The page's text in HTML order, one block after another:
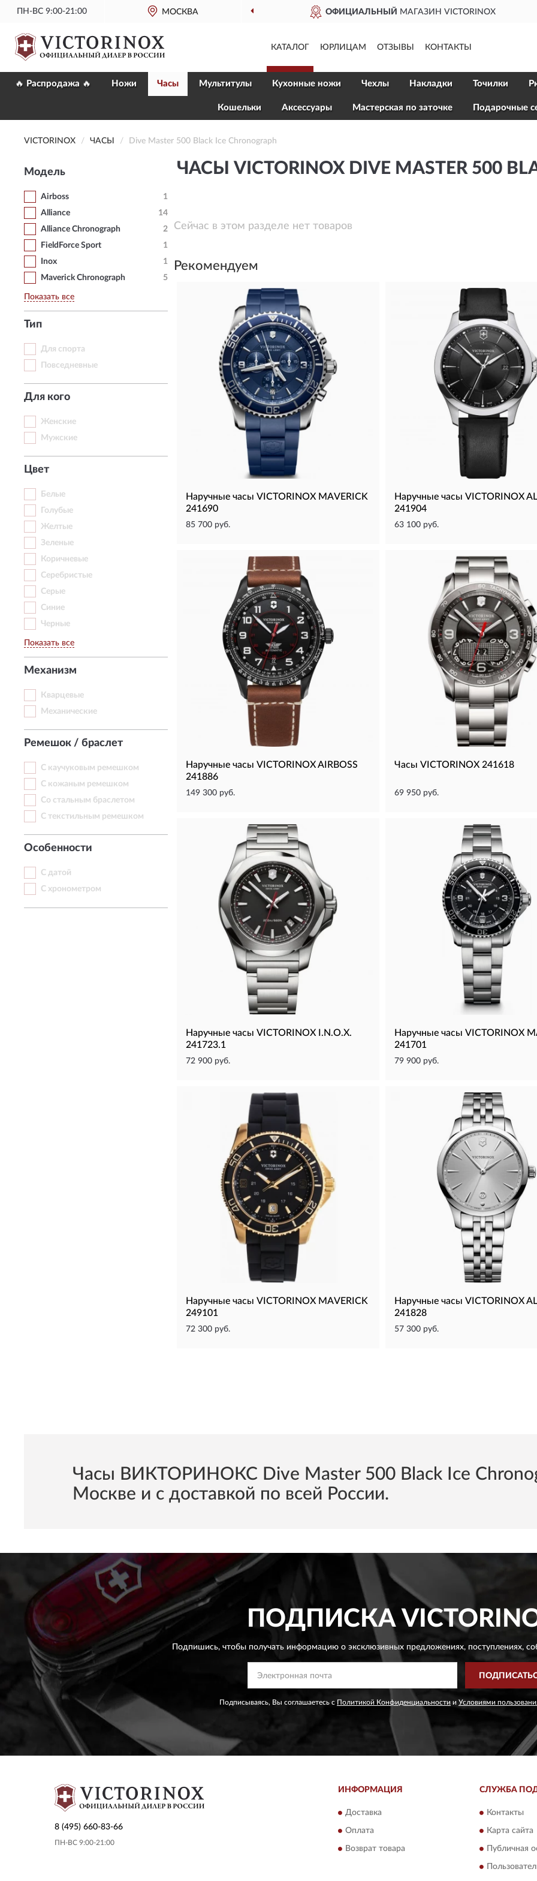
ПН-ВС 9:00-21:00 МОСКВА ОФИЦИАЛЬНЫЙ МАГАЗИН VICTORINOX
КАТАЛОГ ЮРЛИЦАМ ОТЗЫВЫ КОНТАКТЫ
🔥 Распродажа 🔥 Ножи Часы Мультитулы Кухонные ножи Чехлы Накладки Точилки
Кошельки Aксессуары Мастерская по заточке Подарочные
VICTORINOX ЧАСЫ Dive Master 500 Black Ice Chronograph
Модель
Airboss
1
Alliance
14
Alliance Chronograph
2
FieldForce Sport
1
Inox
1
Maverick Chronograph
5
Показать все
Тип
Для спорта
Повседневные
Для кого
Женские
Мужские
Цвет
Белые
Голубые
Желтые
Зеленые
Коричневые
Серебристые
Серые
Синие
Черные
Показать все
Механизм
Кварцевые
Механические
Ремешок / браслет
С каучуковым ремешком
С кожаным ремешком
Со стальным браслетом
С текстильным ремешком
Особенности
С датой
С хронометром
ЧАСЫ VICTORINOX DIVE MASTER 500
Сейчас в этом разделе нет товаров
Рекомендуем
Наручные часы VICTORINOX MAVERICK
241690
85 700 руб.
Наручные часы VICTORINOX
241904
63 100 руб.
Наручные часы VICTORINOX AIRBOSS
241886
149 300 руб.
Часы VICTORINOX 241618
69 950 руб.
Наручные часы VICTORINOX I.N.O.X.
241723.1
72 900 руб.
Наручные часы VICTORINOX
241701
79 900 руб.
Наручные часы VICTORINOX MAVERICK
249101
72 300 руб.
Наручные часы VICTORINOX
241828
57 300 руб.
Часы ВИКТОРИНОКС Dive Master 500 Black Ice
Москве и с доставкой по всей России.
ПОДПИСКА
Подпишись, чтобы получать информацию о эксклюзивных предложениях,поступлениях,
Подписываясь, Вы соглашаетесь с Политикой Конфиденциальности и Условиями
8 (495) 660-83-66
ПН-ВС 9:00-21:00
ИНФОРМАЦИЯ
Доставка
Оплата
Возврат товара
СЛУЖБА
Контакты
Карта сайта
Публичная